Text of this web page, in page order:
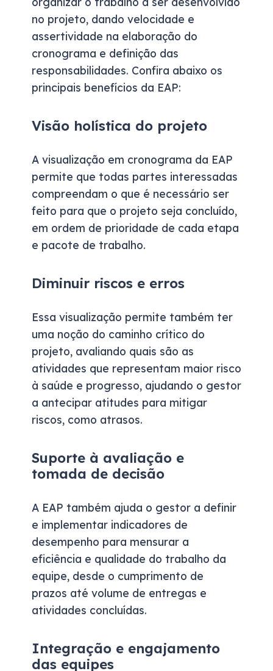
no projeto, dando velocidade e
assertividade na elaboração do
cronograma e definição das
responsabilidades. Confira abaixo os
principais benefícios da EAP:
Visão holística do projeto
A visualização em cronograma da EAP
permite que todas partes interessadas
compreendam o que é necessário ser
feito para que o projeto seja concluído,
em ordem de prioridade de cada etapa
e pacote de trabalho.
Diminuir riscos e erros
Essa visualização permite também ter
uma noção do caminho crítico do
projeto, avaliando quais são as
atividades que representam maior risco
à saúde e progresso, ajudando o gestor
a antecipar atitudes para mitigar
riscos, como atrasos.
Suporte à avaliação e
tomada de decisão
A EAP também ajuda o gestor a definir
e implementar indicadores de
desempenho para mensurar a
eficiência e qualidade do trabalho da
equipe, desde o cumprimento de
prazos até volume de entregas e
atividades concluídas.
Integração e engajamento
das equipes